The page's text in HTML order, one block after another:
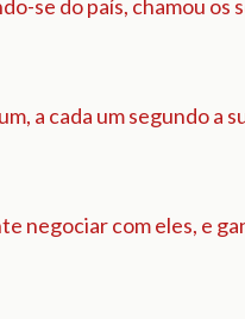
se do país, chamou os
a cada um segundo a
negociar com eles, e